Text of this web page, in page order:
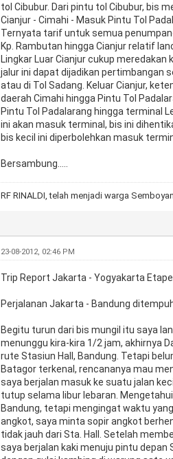
tol Cibubur. Dari pintu tol Cibubur, bis
Cianjur - Cimahi - Masuk Pintu Tol
Ternyata tarif untuk semua
Kp. Rambutan hingga Cianjur relatif
Lingkar Luar Cianjur cukup
jalur ini dapat dijadikan pertimbangan
atau di Tol Sadang. Keluar Cianjur,
daerah Cimahi hingga Pintu Tol
Pintu Tol Padalarang hingga terminal
ini akan masuk terminal, bis ini
bis kecil ini diperbolehkan masuk
Bersambung.....
RF RINALDI, telah menjadi warga
23-08-2012, 02:46 PM
Trip Report Jakarta - Yogyakarta
Perjalanan Jakarta - Bandung
Begitu turun dari bis mungil itu saya
menunggu kira-kira 1/2 jam, akhirnya
rute Stasiun Hall, Bandung. Tetapi
Batagor terkenal, rencananya mau
saya berjalan masuk ke suatu jalan
tutup selama libur lebaran.
Bandung, tetapi mengingat waktu
angkot, saya minta sopir angkot
tidak jauh dari Sta. Hall. Setelah
saya berjalan kaki menuju pintu depan